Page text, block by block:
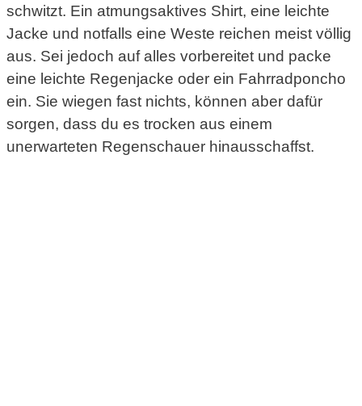
schwitzt. Ein atmungsaktives Shirt, eine leichte
Jacke und notfalls eine Weste reichen meist völlig
aus. Sei jedoch auf alles vorbereitet und packe
eine leichte Regenjacke oder ein Fahrradponcho
ein. Sie wiegen fast nichts, können aber dafür
sorgen, dass du es trocken aus einem
unerwarteten Regenschauer hinausschaffst.